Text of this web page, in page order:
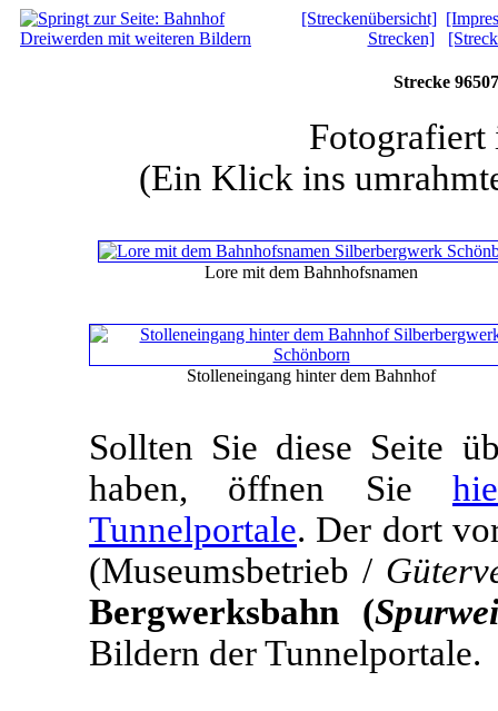
[Streckenübersicht]
Strecken]
Strecke
Fotografiert
(Ein Klick ins
Lore mit dem Bahnhofsnamen
Stolleneingang hinter dem Bahnhof
Sollten Sie diese Seite
haben, öffnen Sie
Tunnelportale. Der dort
(Museumsbetrieb /
Bergwerksbahn (
Bildern der Tunnelportale.